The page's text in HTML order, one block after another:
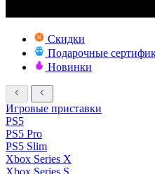
Скидки
Подарочные
Новинки
Игровые приставки
PS5
PS5 Pro
PS5 Slim
Xbox Series X
Xbox Series S